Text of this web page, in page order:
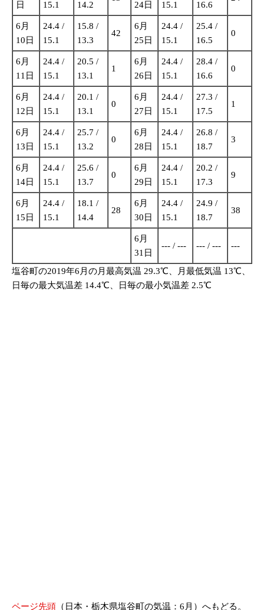
日
15.1
14.2
24日
15.1
16.6
6月
10日
24.4 /
15.1
15.8 /
13.3
42
6月
25日
24.4 /
15.1
25.4 /
16.5
0
6月
11日
24.4 /
15.1
20.5 /
13.1
1
6月
26日
24.4 /
15.1
28.4 /
16.6
0
6月
12日
24.4 /
15.1
20.1 /
13.1
0
6月
27日
24.4 /
15.1
27.3 /
17.5
1
6月
13日
24.4 /
15.1
25.7 /
13.2
0
6月
28日
24.4 /
15.1
26.8 /
18.7
3
6月
14日
24.4 /
15.1
25.6 /
13.7
0
6月
29日
24.4 /
15.1
20.2 /
17.3
9
6月
15日
24.4 /
15.1
18.1 /
14.4
28
6月
30日
24.4 /
15.1
24.9 /
18.7
38
6月
31日
--- / --- --- / --- ---
塩谷町の2019年6月の月最高気温 29.3℃、月最低気温 13℃、
日毎の最大気温差 14.4℃、日毎の最小気温差 2.5℃
ページ先頭 （日本・栃木県塩谷町の気温：6月）へもどる。